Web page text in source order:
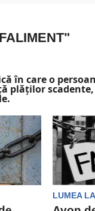
în care o
plăților
LUMEA